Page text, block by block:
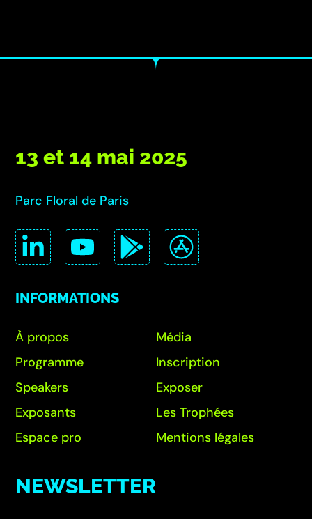
13 et 14 mai 2025
Parc Floral de Paris
INFORMATIONS
À propos
Programme
Speakers
Exposants
Espace pro
Média
Inscription
Exposer
Les Trophées
Mentions légales
NEWSLETTER